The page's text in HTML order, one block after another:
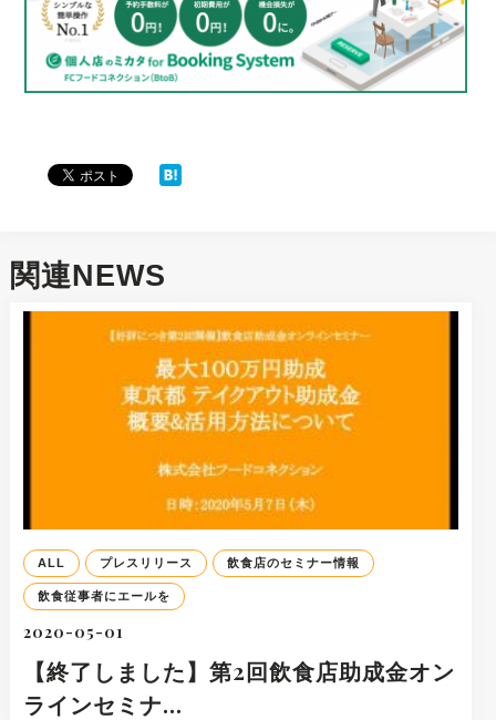
関連NEWS
ALL プレスリリース 飲食店のセミナー情報
飲食従事者にエールを
2020-05-01
【終了しました】第2回飲食店助成金オン
ラインセミナ…